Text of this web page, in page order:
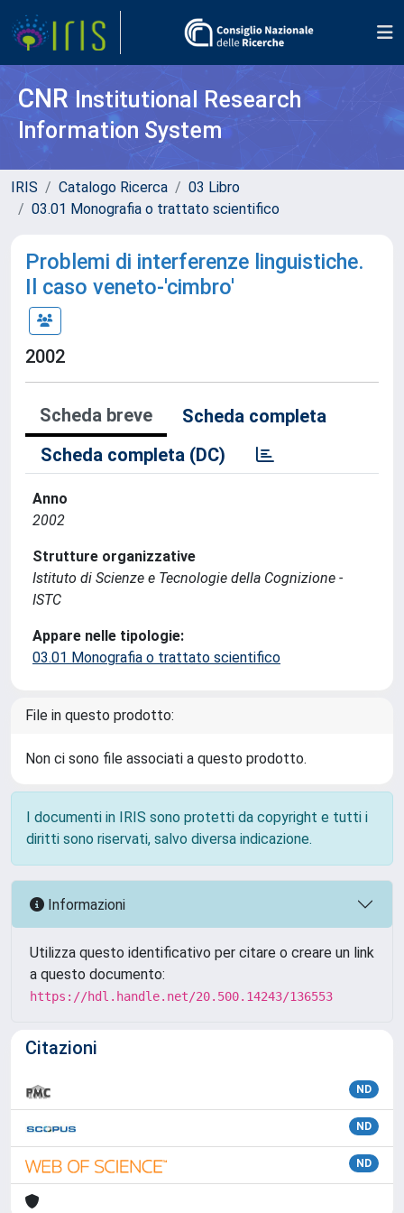
CNR Institutional Research
Information System
IRIS Catalogo Ricerca
03 Libro
03.01 Monografia o trattato scientifico
Problemi di interferenze linguistiche.
Il caso veneto-'cimbro'
2002
Scheda breve
Scheda completa
Scheda completa (DC)
Anno
2002
Strutture organizzative
Istituto di Scienze e Tecnologie della Cognizione -
ISTC
Appare nelle tipologie:
03.01 Monografia o trattato scientifico
File in questo prodotto:
Non ci sono file associati a questo prodotto.
I documenti in IRIS sono protetti da copyright e tutti i
diritti sono riservati, salvo diversa indicazione.
Informazioni
Utilizza questo identificativo per citare o creare un link
a questo documento:
https://hdl.handle.net/20.500.14243/136553
Citazioni
ND
ND
ND